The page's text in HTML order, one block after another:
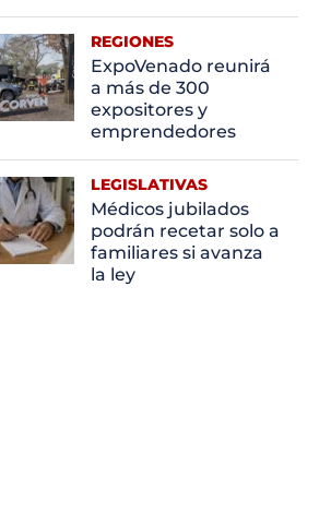
REGIONES
ExpoVenado reunirá
a más de 300
expositores y
emprendedores
LEGISLATIVAS
Médicos jubilados
podrán recetar solo a
familiares si avanza
la ley